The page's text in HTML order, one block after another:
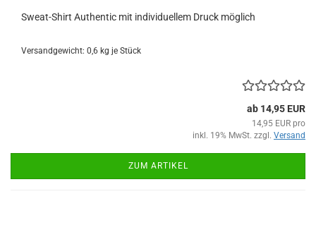
Sweat-Shirt Authentic mit individuellem Druck möglich
Versandgewicht: 0,6 kg je Stück
ab 14,95 EUR
14,95 EUR pro
inkl. 19% MwSt. zzgl. Versand
ZUM ARTIKEL